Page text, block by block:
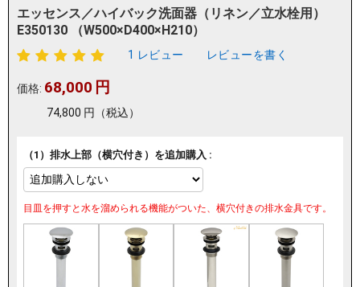
エッセンス／ハイバック洗面器（リネン／立水栓用）
E350130 （W500×D400×H210）
1 レビュー レビューを書く
価格: 68,000 円
74,800 円 （税込）
（1）排水上部（横穴付き）を追加購入 :
目皿を押すと水を溜められる機能がついた、横穴付きの排水金具です。